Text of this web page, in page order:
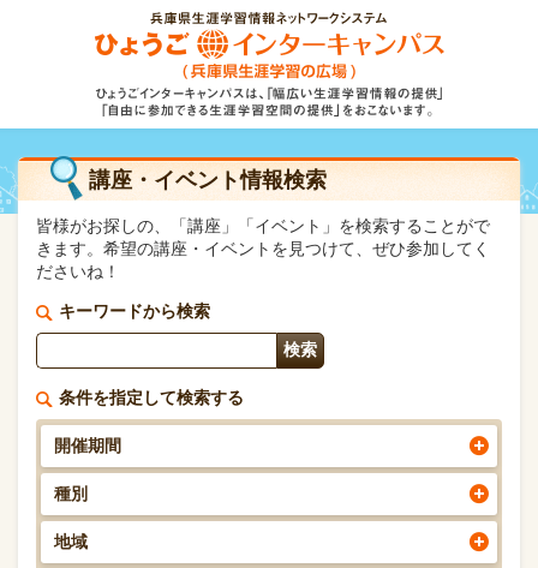
講座・イベント情報検索
皆様がお探しの、「講座」「イベント」を検索することがで
きます。希望の講座・イベントを見つけて、ぜひ参加してく
ださいね！
キーワードから検索
条件を指定して検索する
開催期間
種別
地域